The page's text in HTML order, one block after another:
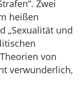
Zwei
heißen
„Sexualität und
von
verwunderlich,